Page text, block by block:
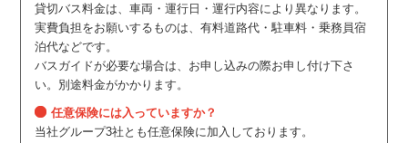
貸切バス料金は、車両・運行日・運行内容により異なります。
実費負担をお願いするものは、有料道路代・駐車料・乗務員宿
泊代などです。
バスガイドが必要な場合は、お申し込みの際お申し付け下さ
い。別途料金がかかります。
任意保険には入っていますか？
当社グループ3社とも任意保険に加入しております。